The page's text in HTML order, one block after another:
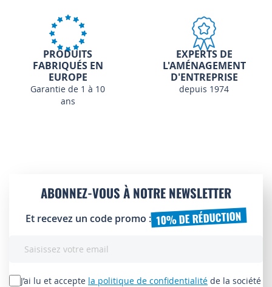
PRODUITS
FABRIQUÉS EN
EUROPE
Garantie de 1 à 10
ans
EXPERTS DE
L'AMÉNAGEMENT
D'ENTREPRISE
depuis 1974
ABONNEZ-VOUS À NOTRE NEWSLETTER
Et recevez un code promo : 10% DE RÉDUCTION
lettreJ’ai lu et accepte la politique de confidentialité de la société